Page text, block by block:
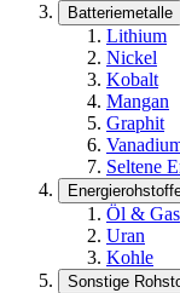
Batteriemetalle
Lithium
Nickel
Kobalt
Mangan
Graphit
Seltene
Öl & Gas
Uran
Kohle
Sonstige